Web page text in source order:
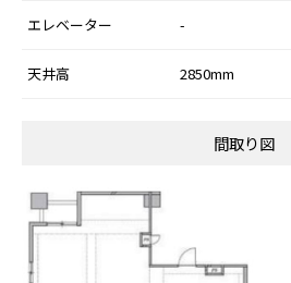
エレベーター -
天井高 2850mm
間取り図